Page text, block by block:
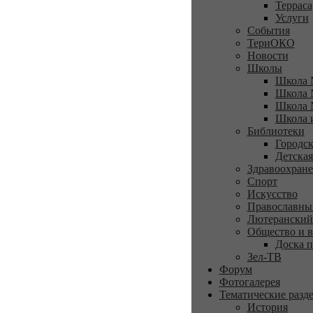
Терраса
Услуги
События
ТериОКО
Новости
Школы
Школа
Школа
Школа
Школа
Библиотеки
Спорт
Искусство
Общество и
Доска
Зел-ТВ
Форум
Фотогалерея
Тематические
История